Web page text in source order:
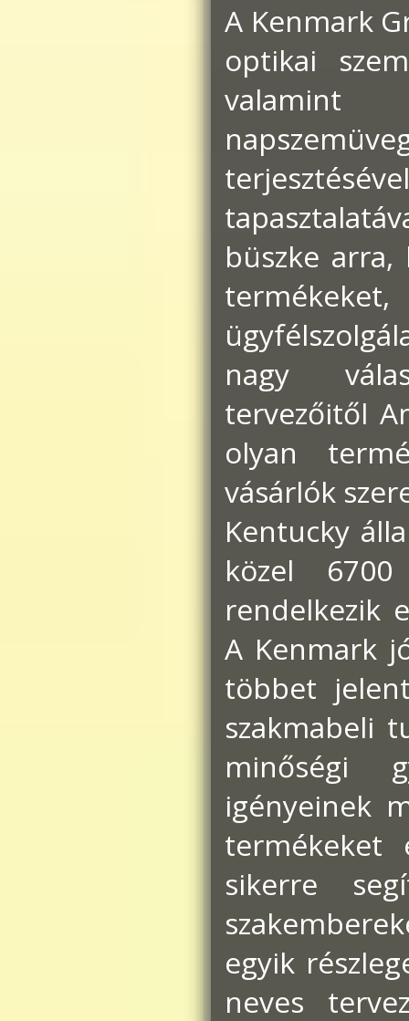
A Kenmark
optikai
büszke
nagy
tervezőitől
olyan
vásárlók
Kentucky
közel 6700
rendelkezik
A Kenmark
többet
szakmabeli
minőségi
igényeinek
termékeket
sikerre
egyik
neves